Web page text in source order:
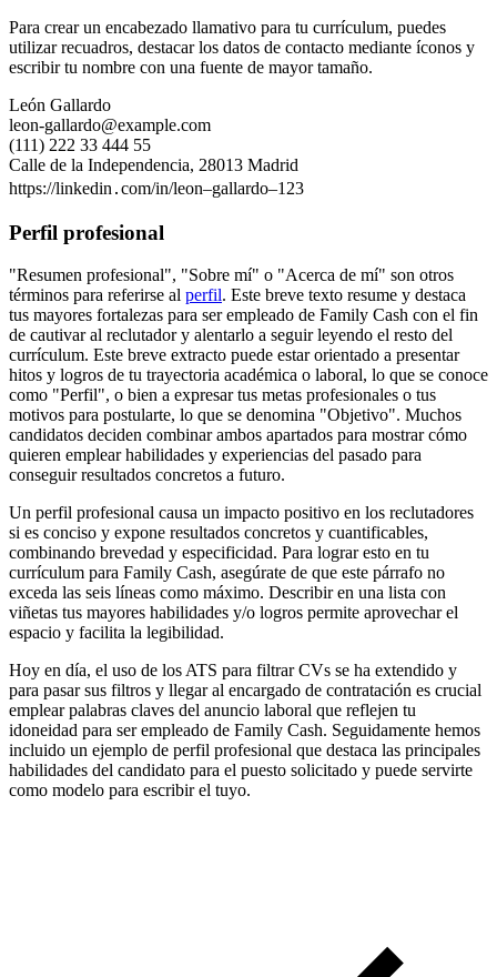
Para crear un encabezado llamativo para tu currículum, puedes
utilizar recuadros, destacar los datos de contacto mediante íconos y
escribir tu nombre con una fuente de mayor tamaño.
León Gallardo
leon-gallardo@example.com
(111) 222 33 444 55
Calle de la Independencia, 28013 Madrid
https://linkedin․com/in/leon–gallardo–123
Perfil profesional
"Resumen profesional", "Sobre mí" o "Acerca de mí" son otros
términos para referirse al perfil. Este breve texto resume y destaca
tus mayores fortalezas para ser empleado de Family Cash con el fin
de cautivar al reclutador y alentarlo a seguir leyendo el resto del
currículum. Este breve extracto puede estar orientado a presentar
hitos y logros de tu trayectoria académica o laboral, lo que se conoce
como "Perfil", o bien a expresar tus metas profesionales o tus
motivos para postularte, lo que se denomina "Objetivo". Muchos
candidatos deciden combinar ambos apartados para mostrar cómo
quieren emplear habilidades y experiencias del pasado para
conseguir resultados concretos a futuro.
Un perfil profesional causa un impacto positivo en los reclutadores
si es conciso y expone resultados concretos y cuantificables,
combinando brevedad y especificidad. Para lograr esto en tu
currículum para Family Cash, asegúrate de que este párrafo no
exceda las seis líneas como máximo. Describir en una lista con
viñetas tus mayores habilidades y/o logros permite aprovechar el
espacio y facilita la legibilidad.
Hoy en día, el uso de los ATS para filtrar CVs se ha extendido y
para pasar sus filtros y llegar al encargado de contratación es crucial
emplear palabras claves del anuncio laboral que reflejen tu
idoneidad para ser empleado de Family Cash. Seguidamente hemos
incluido un ejemplo de perfil profesional que destaca las principales
habilidades del candidato para el puesto solicitado y puede servirte
como modelo para escribir el tuyo.